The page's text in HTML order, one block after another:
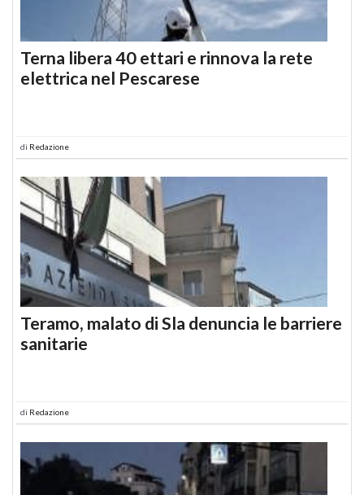
Terna libera 40 ettari e rinnova la rete
elettrica nel Pescarese
di Redazione
Teramo, malato di Sla denuncia le barriere
sanitarie
di Redazione